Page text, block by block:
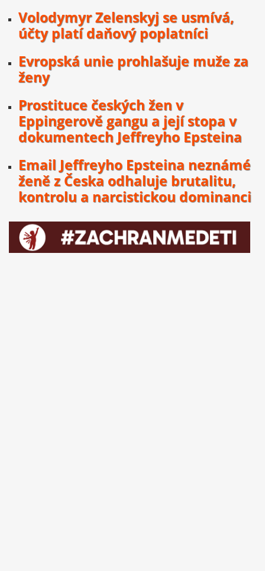
Volodymyr Zelenskyj se usmívá,
účty platí daňový poplatníci
Evropská unie prohlašuje muže za
ženy
Prostituce českých žen v
Eppingerově gangu a její stopa v
dokumentech Jeffreyho Epsteina
Email Jeffreyho Epsteina neznámé
ženě z Česka odhaluje brutalitu,
kontrolu a narcistickou dominanci